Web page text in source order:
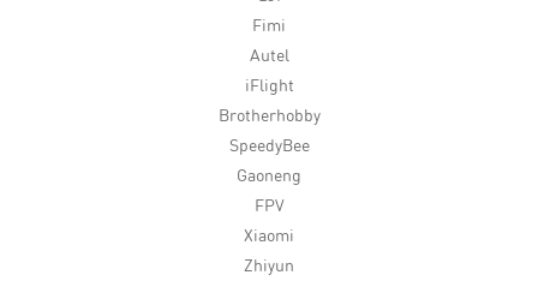
Fimi
Autel
iFlight
Brotherhobby
SpeedyBee
Gaoneng
FPV
Xiaomi
Zhiyun